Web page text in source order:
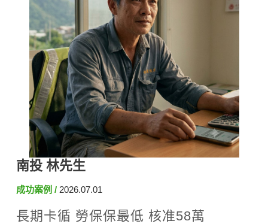
南投 林先生
成功案例 2026.07.01
長期卡循 勞保保最低 核准58萬